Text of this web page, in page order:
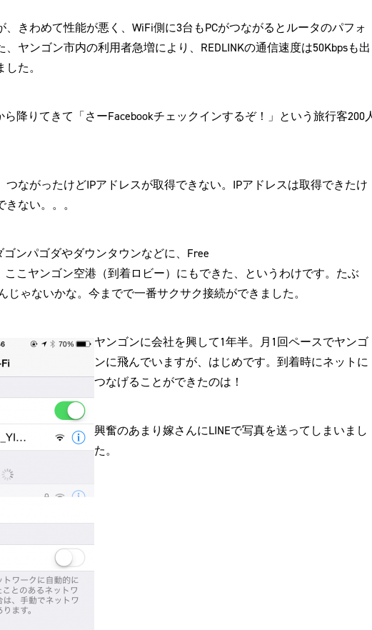
きわめて性能が悪く、WiFi側に3台もPCがつながるとルータのパフォ
ヤンゴン市内の利用者急増により、REDLINKの通信速度は50Kbpsも出
た。
降りてきて「さーFacebookチェックインするぞ！」という旅行客200
ながったけどIPアドレスが取得できない。IPアドレスは取得できたけ
ない。。。
ンパゴダやダウンタウンなどに、Free
こヤンゴン空港（到着ロビー）にもできた、というわけです。たぶ
じゃないかな。今までで一番サクサク接続ができました。
ヤンゴンに会社を興して1年半。月1回ペースでヤンゴ
ンに飛んでいますが、はじめです。到着時にネットに
つなげることができたのは！
興奮のあまり嫁さんにLINEで写真を送ってしまいまし
た。